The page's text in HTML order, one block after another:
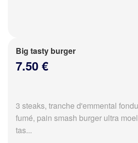
Big tasty burger
7.50 €
3 steaks, tranche d'emmental
fumé, pain smash burger ultra
tas...